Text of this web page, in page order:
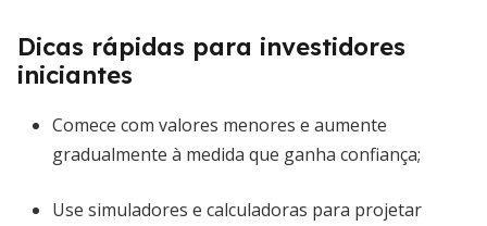
Dicas rápidas para investidores
iniciantes
Comece com valores menores e aumente
gradualmente à medida que ganha confiança;
Use simuladores e calculadoras para projetar